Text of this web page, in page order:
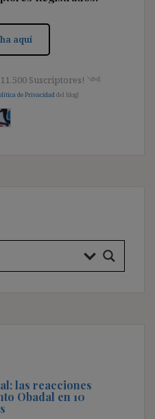
aquí
Suscriptores! ༺
de Privacidad del blog]
las reacciones
Obadal en 10